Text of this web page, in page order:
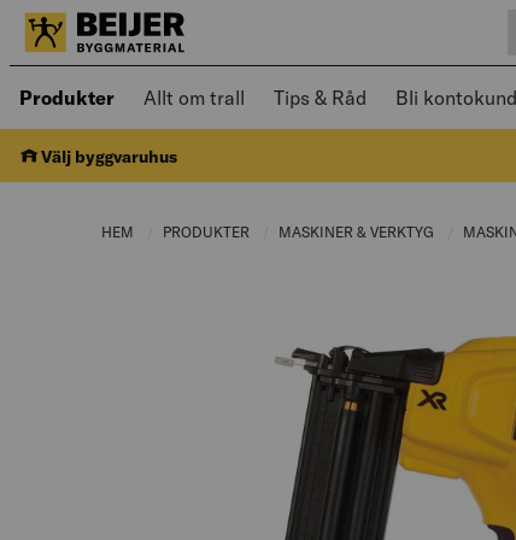
Produkter Öppnad meny kan navigeras med
Allt om trall Tips & Råd Bli kontokund
Välj byggvaruhus
HEM PRODUKTER CURRENT PAGE:
MASKINER & VERKTYG CURRENT